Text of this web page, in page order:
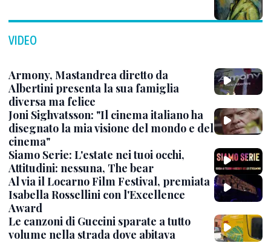
VIDEO
Armony, Mastandrea diretto da
Albertini presenta la sua famiglia
diversa ma felice
Joni Sighvatsson: "Il cinema italiano ha
disegnato la mia visione del mondo e del
cinema"
Siamo Serie: L'estate nei tuoi occhi,
Attitudini: nessuna, The bear
Al via il Locarno Film Festival, premiata
Isabella Rossellini con l'Excellence
Award
Le canzoni di Guccini sparate a tutto
volume nella strada dove abitava